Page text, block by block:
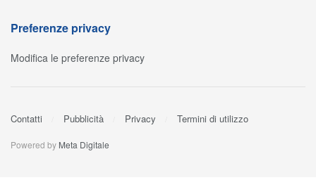
Preferenze privacy
Modifica le preferenze privacy
Contatti Pubblicità Privacy Termini di utilizzo
Powered by Meta Digitale